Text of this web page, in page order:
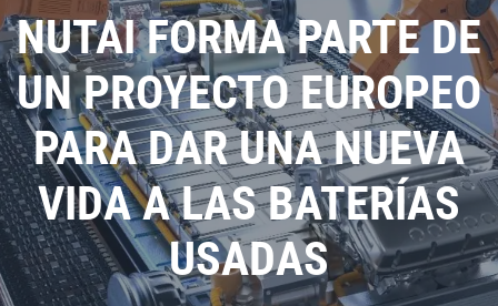
NUTAI FORMA PARTE DE
UN PROYECTO EUROPEO
PARA DAR UNA NUEVA
VIDA A LAS BATERÍAS
USADAS